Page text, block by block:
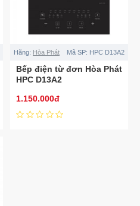
Hãng: Hòa Phát Mã SP: HPC D13A2
Bếp điện từ đơn Hòa Phát
HPC D13A2
1.150.000đ